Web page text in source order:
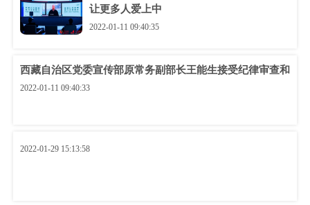
让更多人爱上中
2022-01-11 09:40:35
西藏自治区党委宣传部原常务副部长王能生接受纪律审查和
2022-01-11 09:40:33
2022-01-29 15:13:58